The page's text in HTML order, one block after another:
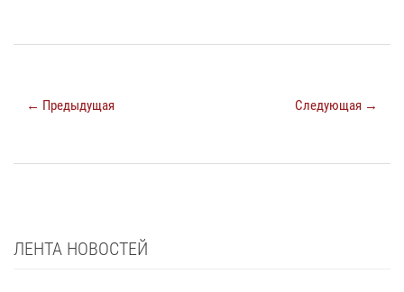
← Предыдущая Следующая →
ЛЕНТА НОВОСТЕЙ